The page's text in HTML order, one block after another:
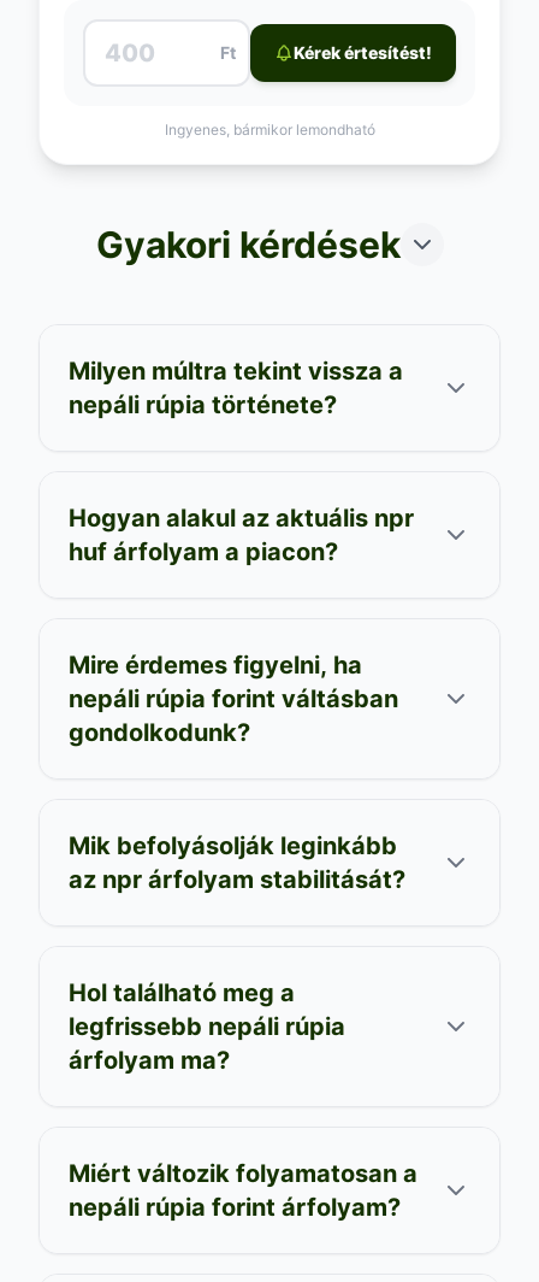
Ft Kérek értesítést!
Ingyenes, bármikor lemondható
Gyakori kérdések
Milyen múltra tekint vissza a
nepáli rúpia története?
Hogyan alakul az aktuális npr
huf árfolyam a piacon?
Mire érdemes figyelni, ha
nepáli rúpia forint váltásban
gondolkodunk?
Mik befolyásolják leginkább
az npr árfolyam stabilitását?
Hol található meg a
legfrissebb nepáli rúpia
árfolyam ma?
Miért változik folyamatosan a
nepáli rúpia forint árfolyam?